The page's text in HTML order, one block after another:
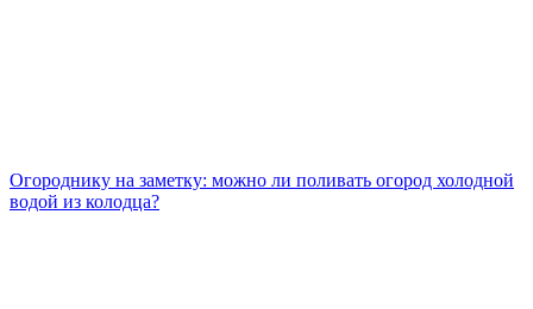
Огороднику на заметку: можно ли поливать огород холодной
водой из колодца?